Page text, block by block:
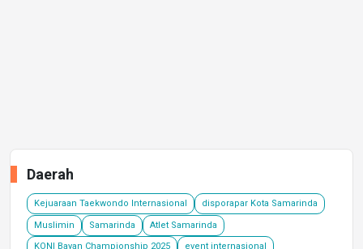
Daerah
Kejuaraan Taekwondo Internasional disporapar Kota Samarinda
Muslimin Samarinda Atlet Samarinda
KONI Bayan Championship 2025 event internasional